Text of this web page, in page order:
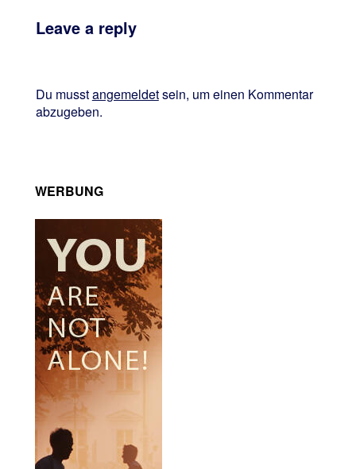
Leave a reply
Du musstangemeldetsein, um einen Kommentar
abzugeben.
WERBUNG